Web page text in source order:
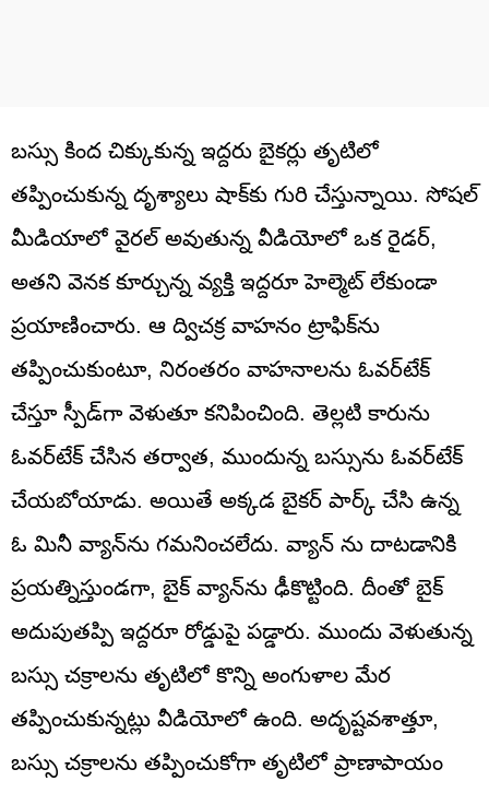
బస్సు కింద చిక్కుకున్న ఇద్దరు బైకర్లు తృటిలో
తప్పించుకున్న దృశ్యాలు షాక్‌కు గురి చేస్తున్నాయి. సోషల్
మీడియాలో వైరల్ అవుతున్న వీడియోలో ఒక రైడర్,
అతని వెనక కూర్చున్న వ్యక్తి ఇద్దరూ హెల్మెట్ లేకుండా
ప్రయాణించారు. ఆ ద్విచక్ర వాహనం ట్రాఫిక్‌ను
తప్పించుకుంటూ, నిరంతరం వాహనాలను ఓవర్‌టేక్
చేస్తూ స్పీడ్‌గా వెళుతూ కనిపించింది. తెల్లటి కారును
ఓవర్‌టేక్ చేసిన తర్వాత, ముందున్న బస్సును ఓవర్‌టేక్‌
చేయబోయాడు. అయితే అక్కడ బైకర్ పార్క్ చేసి ఉన్న
ఓ మినీ వ్యాన్‌ను గమనించలేదు. వ్యాన్ ను దాటడానికి
ప్రయత్నిస్తుండగా, బైక్ వ్యాన్‌ను ఢీకొట్టింది. దీంతో బైక్‌
అదుపుతప్పి ఇద్దరూ రోడ్డుపై పడ్డారు. ముందు వెళుతున్న
బస్సు చక్రాలను తృటిలో కొన్ని అంగుళాల మేర
తప్పించుకున్నట్లు వీడియోలో ఉంది. అదృష్టవశాత్తూ,
బస్సు చక్రాలను తప్పించుకోగా తృటిలో ప్రాణాపాయం